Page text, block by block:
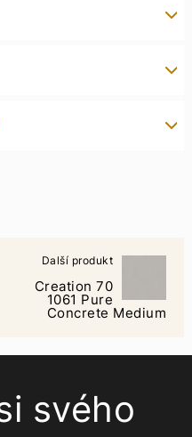
Další produkt
Creation 70
1061 Pure
Concrete Medium
svého